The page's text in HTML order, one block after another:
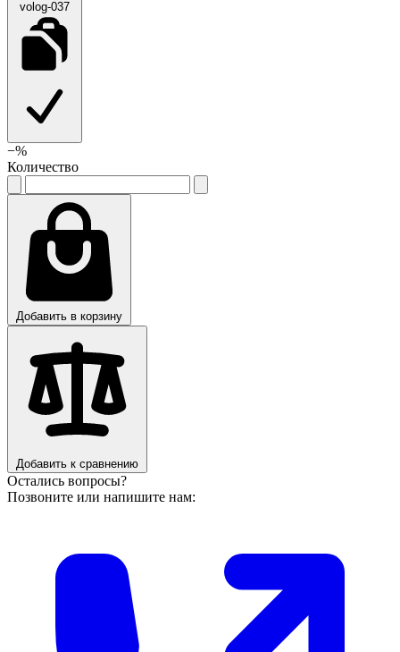
volog-037
−%
Количество
Добавить в корзину
Добавить к сравнению
Остались вопросы?
Позвоните или напишите нам: